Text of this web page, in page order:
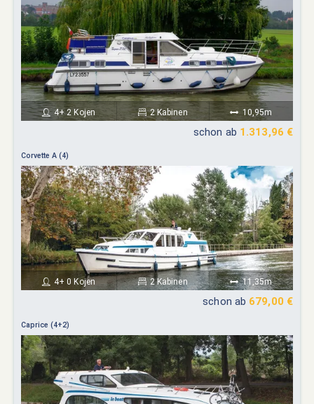
4+ 2 Kojen 2 Kabinen 10,95m
schon ab 1.313,96 €
Corvette A (4)
4+ 0 Kojen 2 Kabinen 11,35m
schon ab 679,00 €
Caprice (4+2)